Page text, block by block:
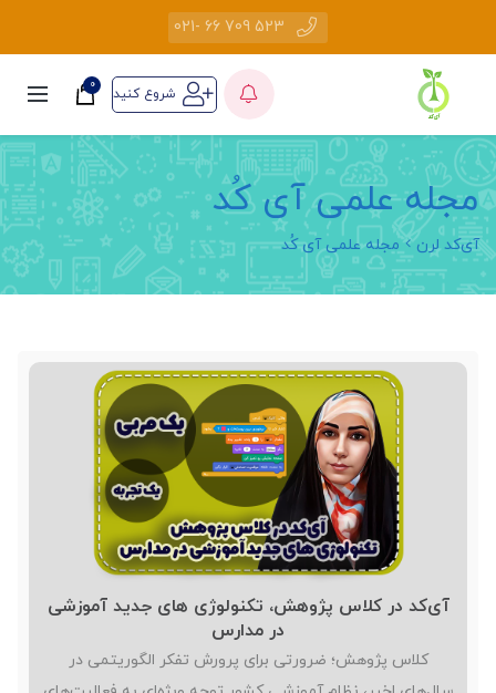
523 709 66 -021
شروع کنید 0
مجله علمی آی کُد
آی‌کد لرن مجله علمی آی کُد
آی‌کد در کلاس پژوهش، تکنولوژی های جدید آموزشی
در مدارس
کلاس پژوهش؛ ضرورتی برای پرورش تفکر الگوریتمی در